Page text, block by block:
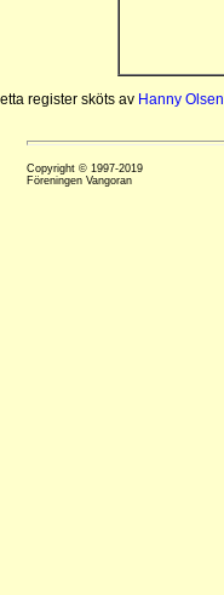
register sköts av Hanny Olsen
Copyright © 1997-2019
Föreningen Vangoran